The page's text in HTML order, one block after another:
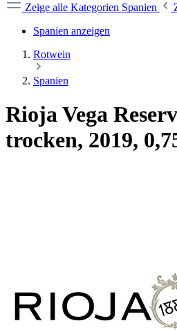
Zeige alle Kategorien Spanien
Spanien anzeigen
Rotwein
Spanien
Rioja Vega
trocken, 2019,